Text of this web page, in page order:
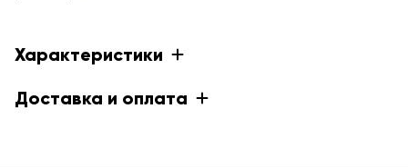
Характеристики
Доставка и оплата